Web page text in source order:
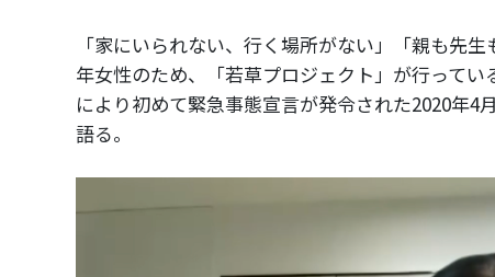
「家にいられない、行く場所がない」「親も
年女性のため、「若草プロジェクト」が行って
により初めて緊急事態宣言が発令された2020年
語る。